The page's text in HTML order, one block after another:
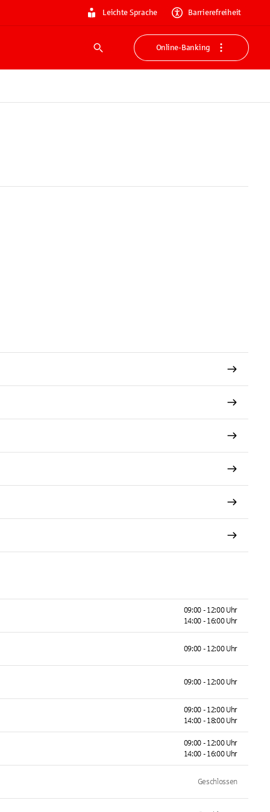
Leichte Sprache Barrierefreiheit
Suche
Online-Banking
09:00 - 12:00 Uhr
14:00 - 16:00 Uhr
09:00 - 12:00 Uhr
09:00 - 12:00 Uhr
09:00 - 12:00 Uhr
14:00 - 18:00 Uhr
09:00 - 12:00 Uhr
14:00 - 16:00 Uhr
Geschlossen